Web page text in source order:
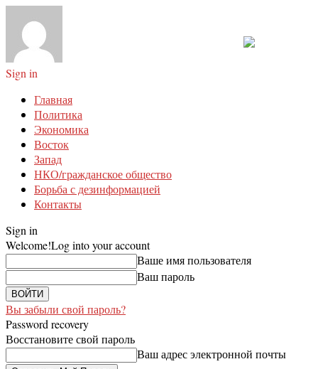
Sign in
Главная
Политика
Экономика
Восток
Запад
НКО/гражданское общество
Борьба с дезинформацией
Контакты
Sign in
Welcome!Log into your account
Ваше имя пользователя
Ваш пароль
Вы забыли свой пароль?
Password recovery
Восстановите свой пароль
Ваш адрес электронной почты